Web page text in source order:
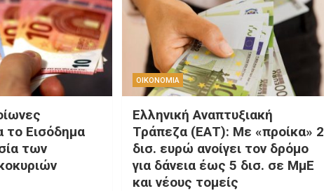
το Εισόδημα
των
ΟΙΚΟΝΟΜΙΑ
Ελληνική Αναπτυξιακή
Τράπεζα (ΕΑΤ): Με «προίκα» 2
δισ. ευρώ ανοίγει τον δρόμο
για δάνεια έως 5 δισ. σε ΜμΕ
και νέους τομείς